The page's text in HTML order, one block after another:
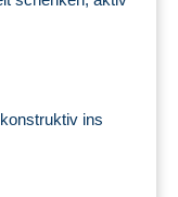
ins